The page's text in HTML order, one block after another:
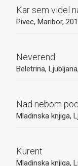
Kar sem videl
Pivec, Maribor,
Neverend
Beletrina,
Nad nebom
Mladinska knjiga,
Kurent
Mladinska knjiga,